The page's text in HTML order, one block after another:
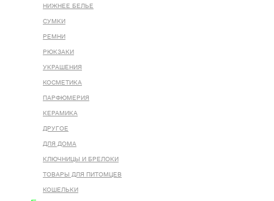
НИЖНЕЕ БЕЛЬЕ
СУМКИ
РЕМНИ
РЮКЗАКИ
УКРАШЕНИЯ
КОСМЕТИКА
ПАРФЮМЕРИЯ
КЕРАМИКА
ДРУГОЕ
ДЛЯ ДОМА
КЛЮЧНИЦЫ И БРЕЛОКИ
ТОВАРЫ ДЛЯ ПИТОМЦЕВ
КОШЕЛЬКИ